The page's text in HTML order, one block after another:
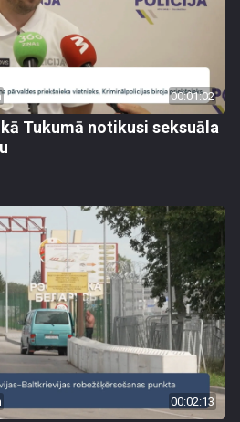
00:01:02
Tukumā notikusi seksuāla
00:02:13